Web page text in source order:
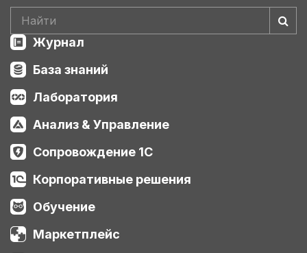
Журнал
База знаний
Лаборатория
Анализ & Управление
Сопровождение 1С
Корпоративные решения
Обучение
Маркетплейс